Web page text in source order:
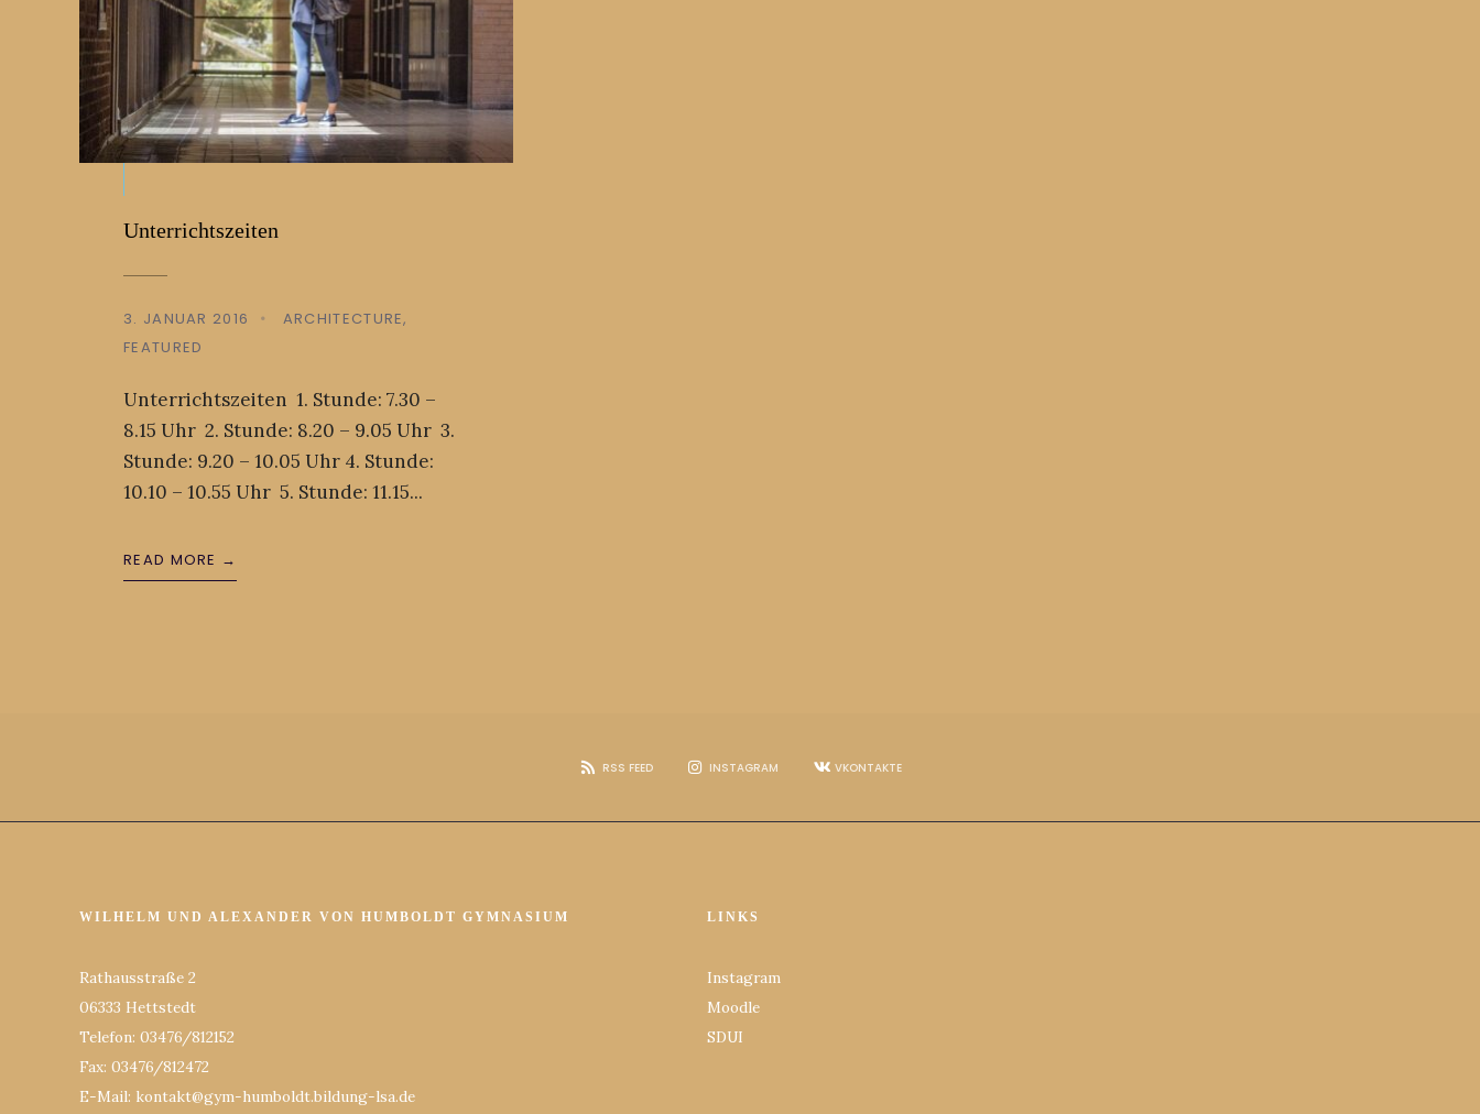
Unterrichtszeiten
3. JANUAR 2016 • ARCHITECTURE,
FEATURED
Unterrichtszeiten 1. Stunde: 7.30 –
8.15 Uhr 2. Stunde: 8.20 – 9.05 Uhr 3.
Stunde: 9.20 – 10.05 Uhr 4. Stunde:
10.10 – 10.55 Uhr 5. Stunde: 11.15...
READ MORE →
RSS FEED INSTAGRAM VKONTAKTE
WILHELM UND ALEXANDER VON HUMBOLDT GYMNASIUM
Rathausstraße 2
06333 Hettstedt
Telefon: 03476/812152
Fax: 03476/812472
E-Mail: kontakt@gym-humboldt.bildung-lsa.de
LINKS
Instagram
Moodle
SDUI